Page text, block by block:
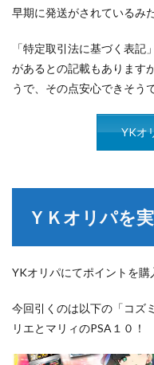
早期に発送がされているみた
「特定取引法に基づく表
があるとの記載もあります
うで、その点安心できそうで
YKオ
ＹＫオリパを
YKオリパにてポイントを購
今回引くのは以下の「コズ
リエとマリィのPSA１０！